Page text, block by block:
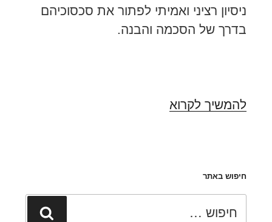
ניסיון רציני ואמיתי לפתור את סכסוכיהם
בדרך של הסכמה והבנה.
להמשיך לקרואנורמות
המגשר
חיפוש באתר
חיפוש